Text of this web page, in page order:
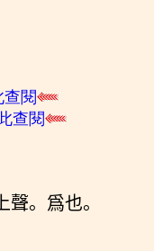
查閱
查閱
聲。爲也。